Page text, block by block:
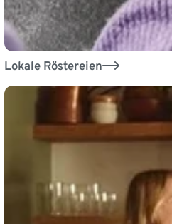
Lokale Röstereien